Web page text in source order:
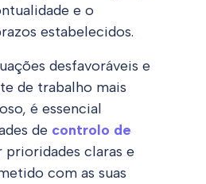
e o
estabelecidos.
desfavoráveis e
de trabalho mais
é essencial
de controlo de
prioridades claras e
com as suas